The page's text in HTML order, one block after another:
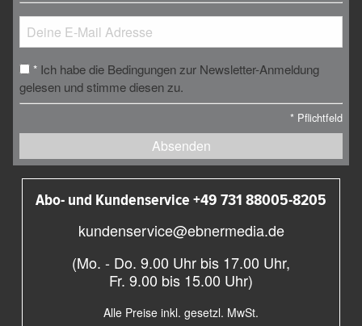
* Ich habe die Bedingungen zur Newsletter-Anmeldung
gelesen und stimme diesen zu.
* Pflichtfeld
Absenden
Abo- und Kundenservice +49 731 88005-8205
kundenservice@ebnermedia.de
(Mo. - Do. 9.00 Uhr bis 17.00 Uhr,
Fr. 9.00 bis 15.00 Uhr)
Alle Preise inkl. gesetzl. MwSt.